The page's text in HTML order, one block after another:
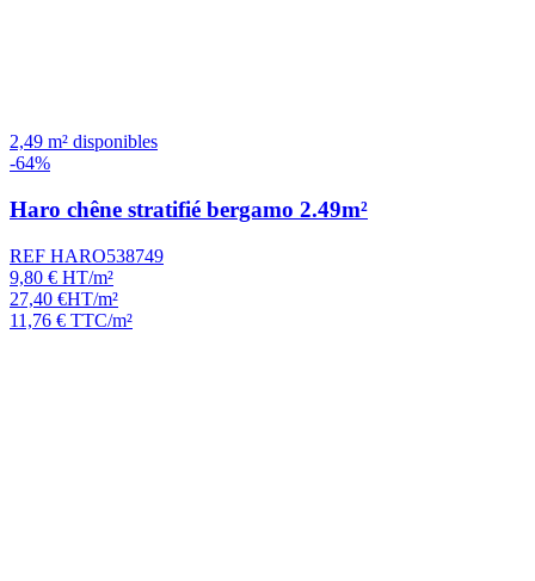
2,49 m² disponibles
-64%
Haro chêne stratifié bergamo 2.49m²
REF HARO538749
9,80 € HT/m²
27,40 €HT/m²
11,76 € TTC/m²